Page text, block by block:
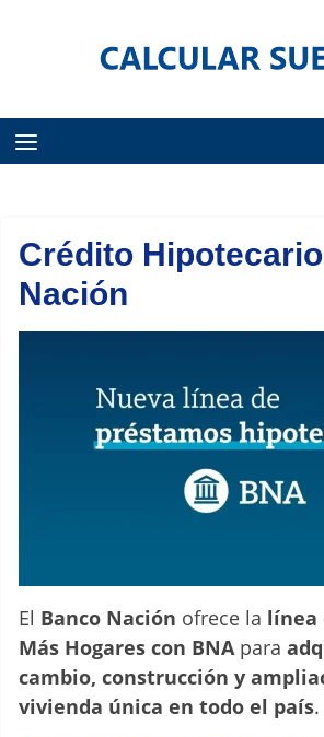
Crédito
Nación
El Banco Nación ofrece la línea
Más Hogares con BNA para
cambio, construcción y
vivienda única en todo el país.